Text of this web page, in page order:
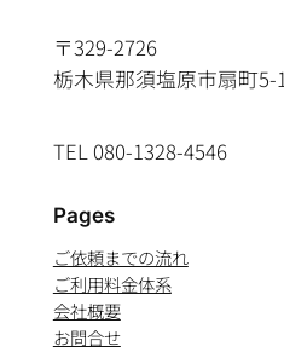
〒329-2726
栃木県那須塩原市扇町5-
TEL 080-1328-4546
Pages
ご依頼までの流れ
ご利用料金体系
会社概要
お問合せ